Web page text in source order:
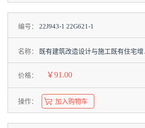
编号： 22J943-1 22G621-1
名称： 既有建筑改造设计与施工既有住宅增...
价格： ￥91.00
操作： 加入购物车